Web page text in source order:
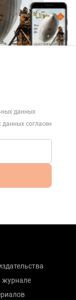
данных
согласен
журнале